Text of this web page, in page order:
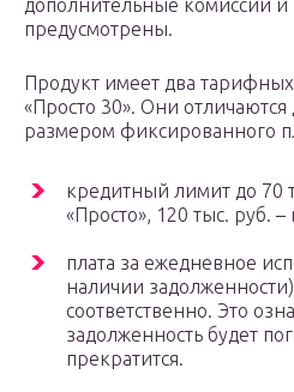
дополнительные комиссии и
предусмотрены.
Продукт имеет два тарифных
«Просто 30». Они
размером фиксированного
кредитный лимит до 70
«Просто», 120 тыс. руб. –
плата за ежедневное
наличии
соответственно. Это
задолженность будет
прекратится.